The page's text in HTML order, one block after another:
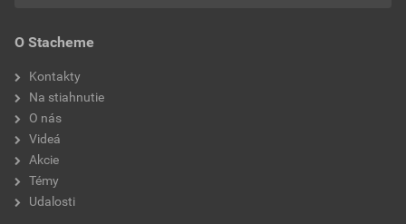
O Stacheme
Kontakty
Na stiahnutie
O nás
Videá
Akcie
Témy
Udalosti